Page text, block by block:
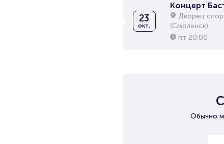
23
окт.
Концерт
Дворец
(Смоленск)
пт 20:00
Обычно